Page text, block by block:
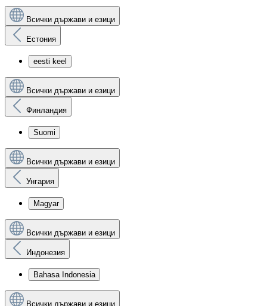
Всички държави и езици
Естония
eesti keel
Всички държави и езици
Финландия
Suomi
Всички държави и езици
Унгария
Magyar
Всички държави и езици
Индонезия
Bahasa Indonesia
Всички държави и езици